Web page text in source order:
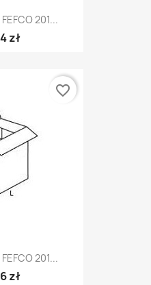
201...
zł
201...
zł
favorite_border